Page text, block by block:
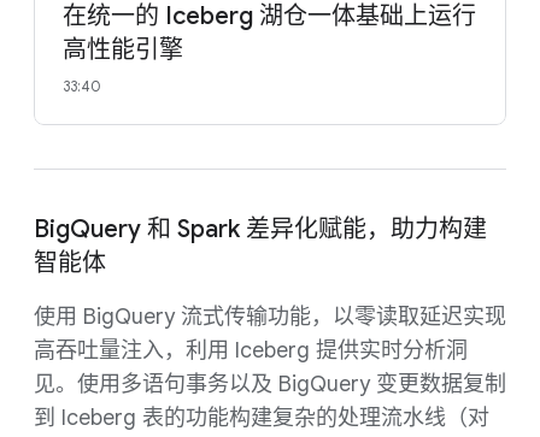
在统一的 Iceberg 湖仓一体基础上运行
高性能引擎
33:40
BigQuery 和 Spark 差异化赋能，助力构建
智能体
使用 BigQuery 流式传输功能，以零读取延迟实现
高吞吐量注入，利用 Iceberg 提供实时分析洞
见。使用多语句事务以及 BigQuery 变更数据复制
到 Iceberg 表的功能构建复杂的处理流水线（对